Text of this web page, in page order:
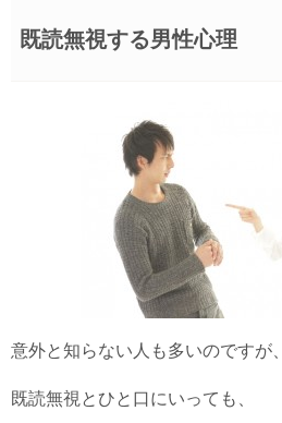
既読無視する男性心理
意外と知らない人も多いのですが、
既読無視とひと口にいっても、